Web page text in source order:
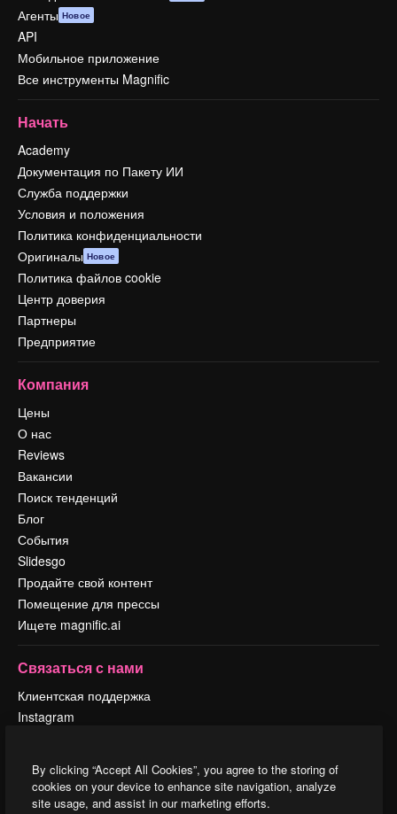
Агенты Новое
API
Мобильное приложение
Все инструменты Magnific
Начать
Academy
Документация по Пакету ИИ
Служба поддержки
Условия и положения
Политика конфиденциальности
Оригиналы Новое
Политика файлов cookie
Центр доверия
Партнеры
Предприятие
Компания
Цены
О нас
Reviews
Вакансии
Поиск тенденций
Блог
События
Slidesgo
Продайте свой контент
Помещение для прессы
Ищете magnific.ai
Связаться с нами
Клиентская поддержка
Instagram
TikTok
Discord
By clicking “Accept All Cookies”, you agree to the storing of
cookies on your device to enhance site navigation, analyze
site usage, and assist in our marketing efforts.